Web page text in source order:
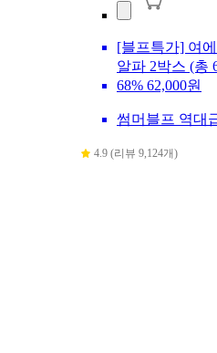
[블프특가] 여
알파 2박스 (총
68% 62,000원
썸머블프 역대
4.9 (리뷰 9,124개)